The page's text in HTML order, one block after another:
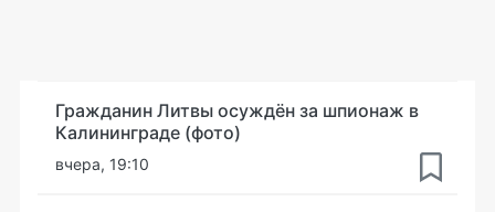
Гражданин Литвы осуждён за шпионаж в
Калининграде (фото)
вчера, 19:10